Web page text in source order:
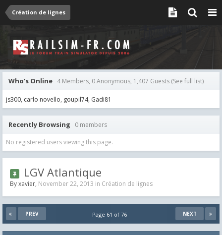
Création de lignes
Who's Online 4 Members, 0 Anonymous, 1,407 Guests (See full list)
js300 carlo novello goupil74 Gadi81
Recently Browsing 0 members
No registered users viewing this page.
LGV Atlantique
Byxavier, November 22, 2013 in Création de lignes
PREV NEXT
Page 61 of 76